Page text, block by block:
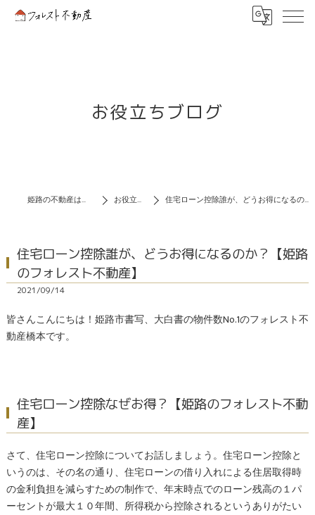
お役立ちブログ
姫路の不動産はフォレスト不動産 お役立ちブログ 住宅ローン控除誰が、どうお得になるのか？【姫路のフォレスト不動産】
住宅ローン控除誰が、どうお得になるのか？【姫路
のフォレスト不動産】
2021/09/14
皆さんこんにちは！姫路市書写、大白書の物件数No.1のフォレスト不
動産橋本です。
住宅ローン控除なぜお得？【姫路のフォレスト不動
産】
さて、住宅ローン控除についてお話しましょう。住宅ローン控除と
いうのは、その名の通り、住宅ローンの借り入れによる住居取得時
の金利負担を減らすための制作で、年末時点でのローン残高の１パ
ーセントが最大１０年間、所得税から控除されるというありがたい